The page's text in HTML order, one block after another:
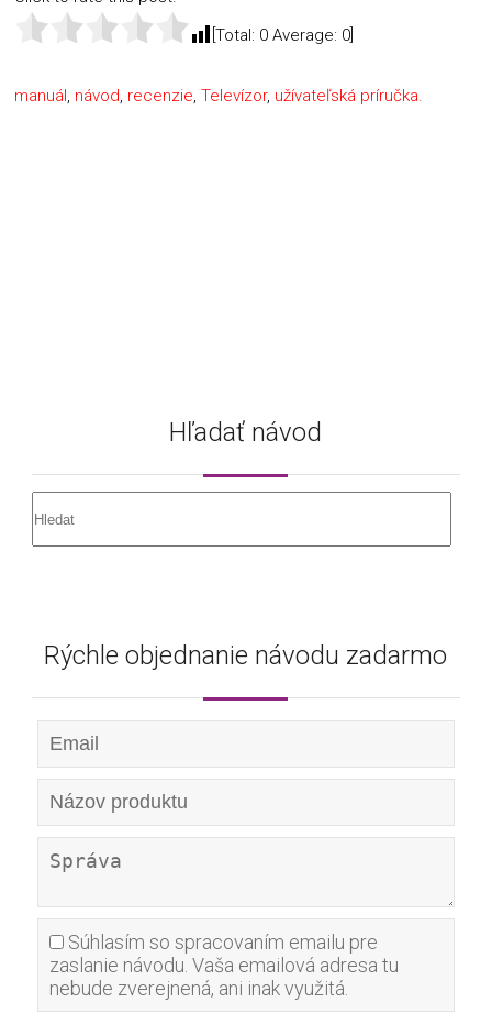
[Total: 0 Average: 0
manuál, návod, recenzie,Televízor, užívateľská príručka.
Hľadať návod
Rýchle objednanie návodu zadarmo
Súhlasím so spracovaním emailu pre
zaslanie návodu. Vaša emailová adresa tu
nebude zverejnená, ani inak využitá.